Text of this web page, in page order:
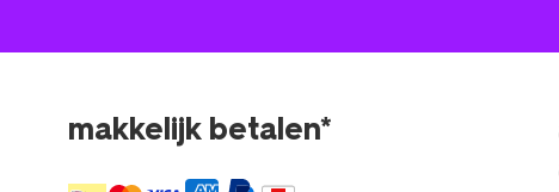
makkelijk betalen*